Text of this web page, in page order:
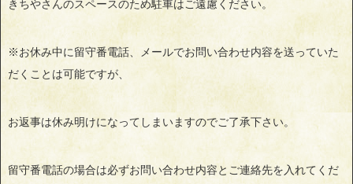
きちやさんのスペースのため駐車はご遠慮ください。
※お休み中に留守番電話、メールでお問い合わせ内容を送っていた
だくことは可能ですが、
お返事は休み明けになってしまいますのでご了承下さい。
留守番電話の場合は必ずお問い合わせ内容とご連絡先を入れてくだ